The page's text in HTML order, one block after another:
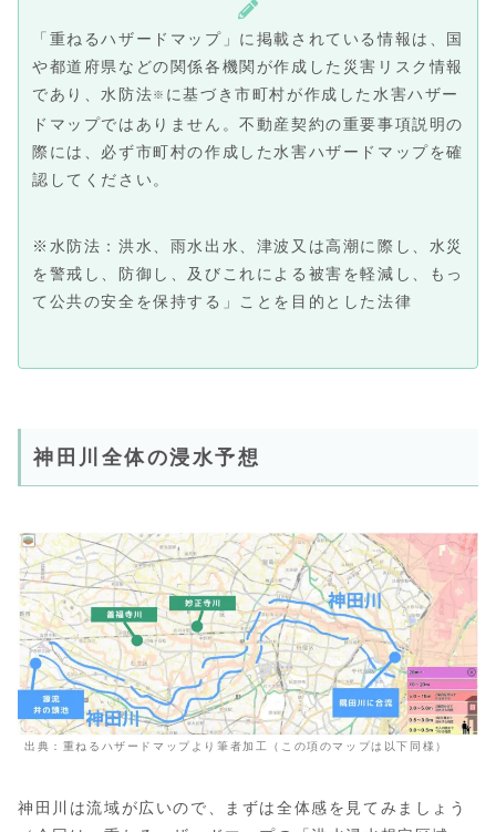
「重ねるハザードマップ」に掲載されている情報は、国
や都道府県などの関係各機関が作成した災害リスク情報
であり、水防法※ に基づき市町村が作成した水害ハザー
ドマップではありません。不動産契約の重要事項説明の
際には、必ず市町村の作成した水害ハザードマップを確
認してください。
※水防法：洪水、雨水出水、津波又は高潮に際し、水災
を警戒し、防御し、及びこれによる被害を軽減し、もっ
て公共の安全を保持する」ことを目的とした法律
神田川全体の浸水予想
出典：重ねるハザードマップより筆者加工（この項のマップは以下同様）
神田川は流域が広いので、まずは全体感を見てみましょう